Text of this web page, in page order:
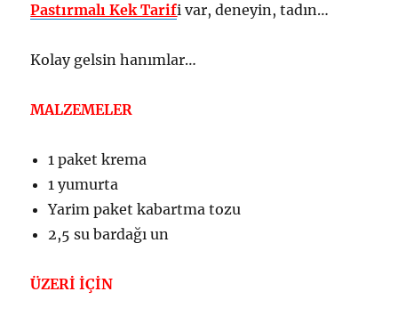
Pastırmalı Kek Tarifi var, deneyin, tadın…
Kolay gelsin hanımlar…
MALZEMELER
1 paket krema
1 yumurta
Yarim paket kabartma tozu
2,5 su bardağı un
ÜZERİ İÇİN